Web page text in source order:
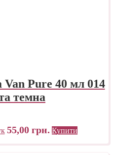
Pure 40 мл 014
темна
55,00 грн. Купити